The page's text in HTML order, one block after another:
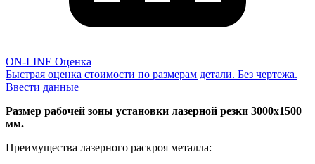
ON-LINE Оценка
Быстрая оценка стоимости по размерам детали. Без чертежа.
Ввести данные
Размер рабочей зоны установки лазерной резки 3000х1500
мм.
Преимущества лазерного раскроя металла: